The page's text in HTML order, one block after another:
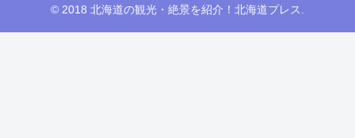
© 2018 北海道の観光・絶景を紹介！北海道プレス.